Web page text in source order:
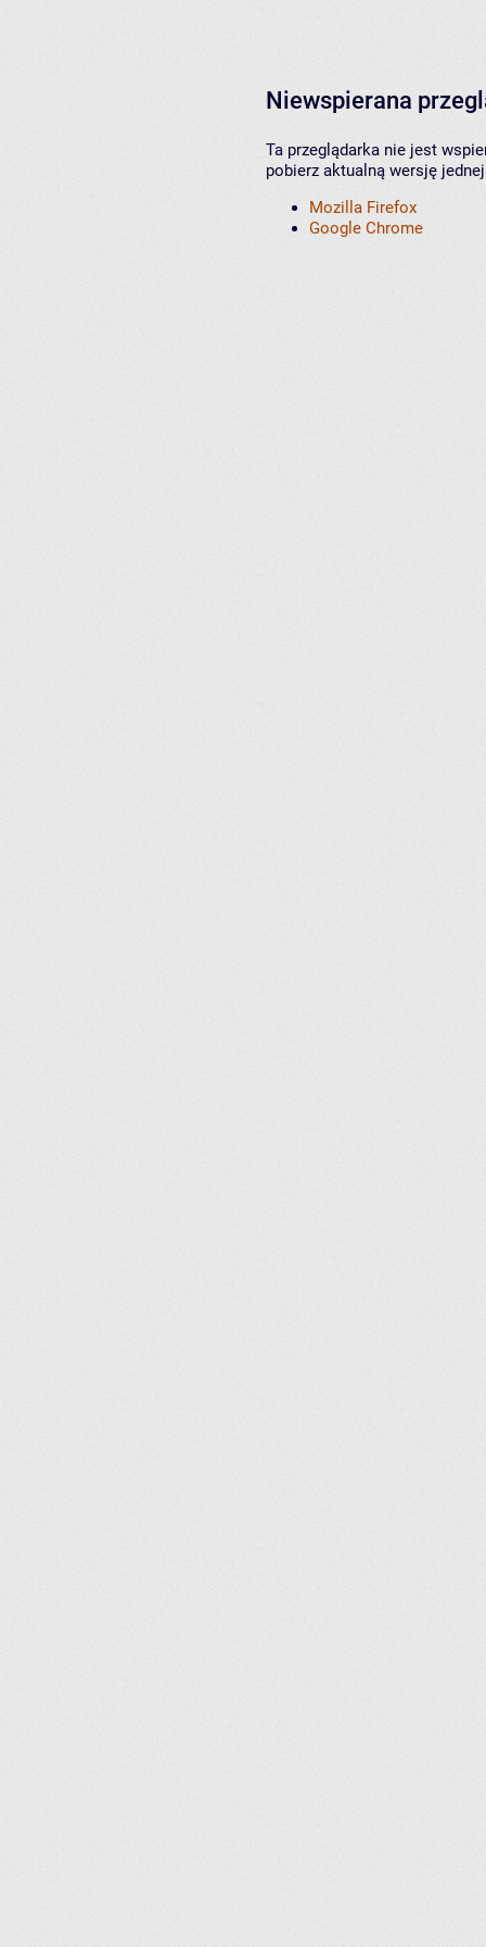
Niewspierana
Ta przeglądarka nie jest
pobierz aktualną wersję
Mozilla Firefox
Google Chrome